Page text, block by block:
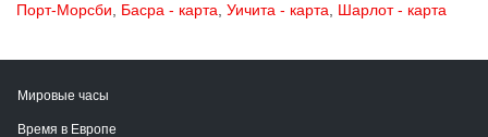
Порт-Морсби, Басра - карта, Уичита - карта, Шарлот - карта
Мировые часы
Время в Европе